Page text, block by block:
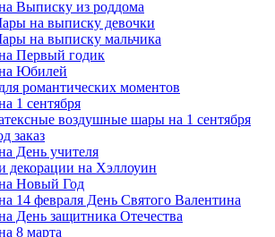
Выписку из роддома
на выписку девочки
на выписку мальчика
Первый годик
Юбилей
романтических моментов
1 сентября
воздушные шары на 1 сентября
заказ
День учителя
на Хэллоуин
Новый Год
14 февраля День Святого Валентина
День защитника Отечества
8 марта